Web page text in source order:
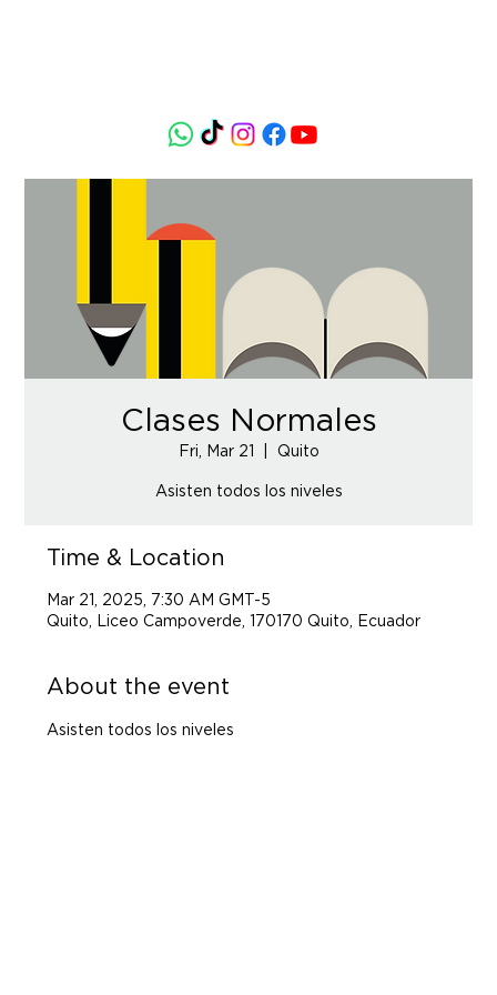
Clases Normales
Fri, Mar 21 Quito
Asisten todos los niveles
Time & Location
Mar 21, 2025, 7:30 AM GMT-5
Quito, Liceo Campoverde, 170170 Quito, Ecuador
About the event
Asisten todos los niveles